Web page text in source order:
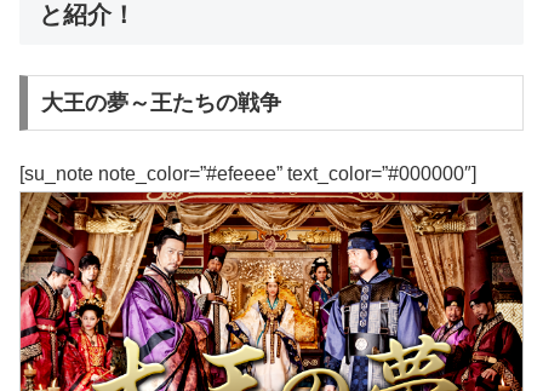
と紹介！
大王の夢～王たちの戦争
[su_note note_color=”#efeeee” text_color=”#000000″]